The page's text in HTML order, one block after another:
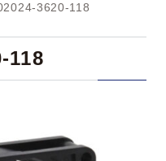
n
3620-118
118